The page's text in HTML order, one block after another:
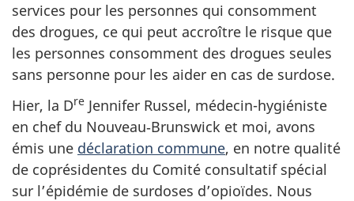
services pour les personnes qui consomment
des drogues, ce qui peut accroître le risque que
les personnes consomment des drogues seules
sans personne pour les aider en cas de surdose.
Hier, la Dre Jennifer Russel, médecin-hygiéniste
en chef du Nouveau‑Brunswick et moi, avons
émis une déclaration commune, en notre qualité
de coprésidentes du Comité consultatif spécial
sur l’épidémie de surdoses d’opioïdes. Nous